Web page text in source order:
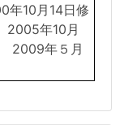
10月14日修
年10月
2009年５月